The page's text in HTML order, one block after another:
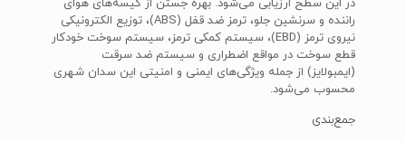
در این سطح ارزیابی می‌شود. بهره جستن از کیسه‌های هوای
راننده و سرنشین جلو، ترمز ضد قفل (ABS)، توزیع الکترونیکی
نیروی ترمز (EBD)، سیستم کمکی ترمز، سیستم سوخت خودکار
قطع سوخت در مواقع اضطراری و سیستم ضد سرقت
(ایمبولایز) از جمله ویژگی‌های ایمنی و امنیتی این سدان شهری
محسوب می‌شود.
جمع‌بندی